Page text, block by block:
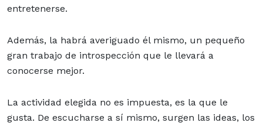
entretenerse.
Además, la habrá averiguado él mismo, un pequeño
gran trabajo de introspección que le llevará a
conocerse mejor.
La actividad elegida no es impuesta, es la que le
gusta. De escucharse a sí mismo, surgen las ideas, los